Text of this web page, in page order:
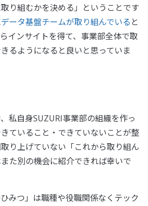
り組むかを決める」ということです
データ基盤チームが取り組んでいる と
インサイトを得て、事業部全体で取
るようになると良いと思っていま
私自身SUZURI事業部の組織を作っ
ていること・できていないことが整
り上げていない「これから取り組ん
た別の機会に紹介できれば幸いで
ひみつ」は職種や役職関係なくテック